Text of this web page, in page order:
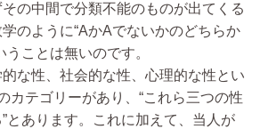
の中間で分類不能のものが出てくる
のように“AかAでないかのどちらか
ことは無いのです。
な性、社会的な性、心理的な性とい
カテゴリーがあり、“これら三つの性
とあります。これに加えて、当人が